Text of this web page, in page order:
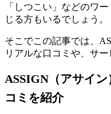
「しつこい」などのワ
じる方もいるでしょう。
そこでこの記事では、
リアルな口コミや、サ
ASSIGN（アサイ
コミを紹介